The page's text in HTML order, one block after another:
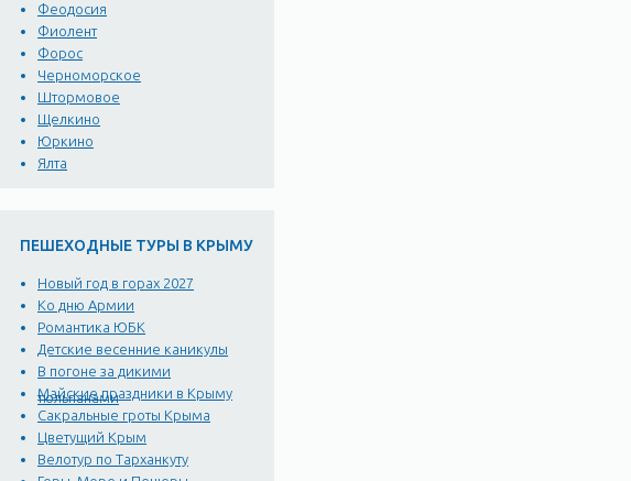
Феодосия
Фиолент
Форос
Черноморское
Штормовое
Щелкино
Юркино
Ялта
ПЕШЕХОДНЫЕ ТУРЫ В КРЫМУ
Новый год в горах 2027
Ко дню Армии
Романтика ЮБК
Детские весенние каникулы
В погоне за дикими
тюльпанами
Майские праздники в Крыму
Сакральные гроты Крыма
Цветущий Крым
Велотур по Тарханкуту